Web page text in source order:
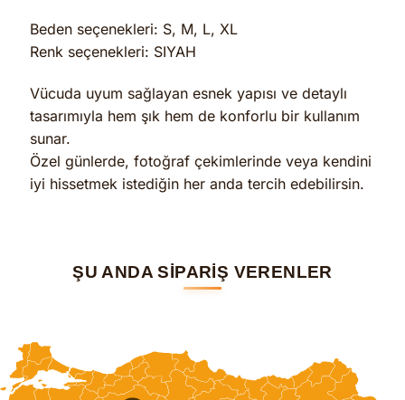
Beden seçenekleri: S, M, L, XL
Renk seçenekleri: SIYAH
Vücuda uyum sağlayan esnek yapısı ve detaylı
tasarımıyla hem şık hem de konforlu bir kullanım
sunar.
Özel günlerde, fotoğraf çekimlerinde veya kendini
iyi hissetmek istediğin her anda tercih edebilirsin.
ŞU ANDA SİPARİŞ VERENLER